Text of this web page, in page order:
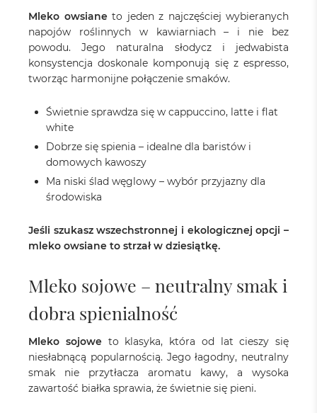
Mleko owsianeto jeden z najczęściej wybieranych
napojów roślinnych w kawiarniach – i nie bez
powodu. Jego naturalna słodycz i jedwabista
konsystencja doskonale komponują się z espresso,
tworząc harmonijne połączenie smaków.
Świetnie sprawdza się w cappuccino, latte i flat
white
Dobrze się spienia – idealne dla baristów i
domowych kawoszy
Ma niski ślad węglowy – wybór przyjazny dla
środowiska
Jeśli szukasz wszechstronnej i ekologicznej opcji –
mleko owsiane to strzał w dziesiątkę.
Mleko sojowe – neutralny smak i
dobra spienialność
Mleko sojoweto klasyka, która od lat cieszy się
niesłabnącą popularnością. Jego łagodny, neutralny
smak nie przytłacza aromatu kawy, a wysoka
zawartość białka sprawia, że świetnie się pieni.